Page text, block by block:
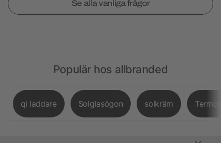
Se alla vanliga frågor
Populär hos allbranded
qi laddare Solglasögon solkräm